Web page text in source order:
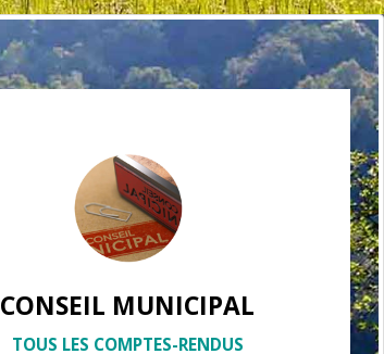
CONSEIL MUNICIPAL
TOUS LES COMPTES-RENDUS